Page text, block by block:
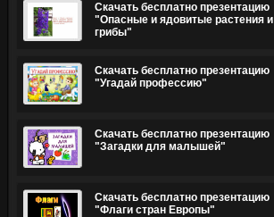
Скачать бесплатно презентацию
"Опасные и ядовитые растения и
грибы"
Скачать бесплатно презентацию
"Угадай профессию"
Скачать бесплатно презентацию
"Загадки для малышей"
Скачать бесплатно презентацию
"Флаги стран Европы"